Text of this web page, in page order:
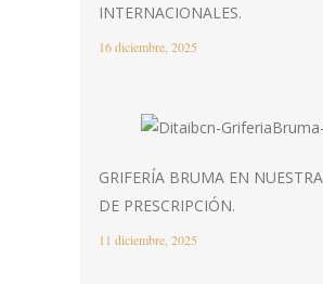
INTERNACIONALES.
16 diciembre, 2025
GRIFERÍA BRUMA EN
DE PRESCRIPCIÓN.
11 diciembre, 2025